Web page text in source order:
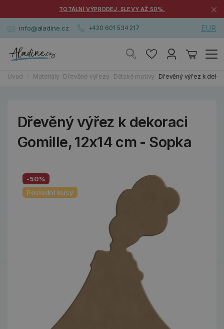
TOTÁLNÍ VÝPRODEJ. SLEVY AŽ 50%. ×
info@aladine.cz +420 601 534 217 EUR
Úvod Materiály Dřevěné výřezy Dětské motivy Dřevěný výřez k
Dřevěný výřez k dekoraci
Gomille, 12x14 cm - Sopka
-50%
Poslední kusy